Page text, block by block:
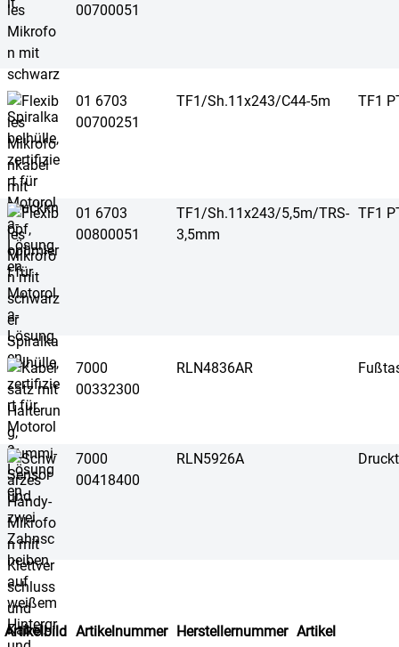
00700051
01 6703
00700251
TF1/Sh.11x243/C44-5m TF1
01 6703
00800051
TF1/Sh.11x243/5,5m/TRS-
3,5mm
TF1
7000
00332300
RLN4836AR
7000
00418400
RLN5926A
Artikelbild Artikelnummer Herstellernummer Artikel